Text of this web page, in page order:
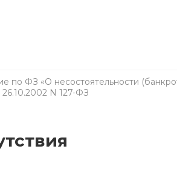
по ФЗ «О несостоятельности
26.10.2002 N 127-ФЗ